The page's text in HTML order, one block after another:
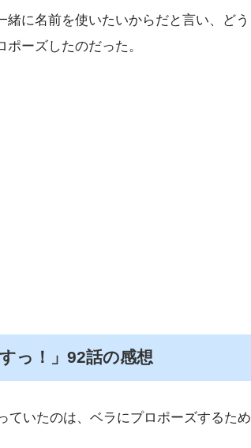
に名前を使いたいからだと言い、どう
ーズしたのだった。
っ！」92話の感想
ていたのは、ベラにプロポーズするため